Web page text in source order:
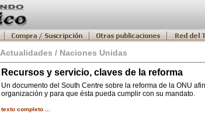
Actualidades / Naciones Unidas
Recursos y servicio, claves de la reforma
Un documento del South Centre sobre la reforma de la ONU
organización y para que ésta pueda cumplir con su mandato.
texto completo ...